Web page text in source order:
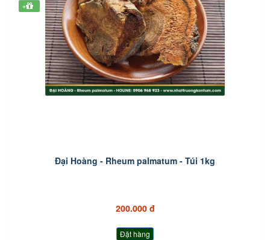
+
Đại Hoàng - Rheum palmatum - Túi 1kg
200.000 đ
Đặt hàng